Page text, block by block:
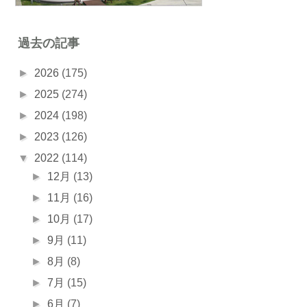
過去の記事
► 2026 (175)
► 2025 (274)
► 2024 (198)
► 2023 (126)
▼ 2022 (114)
► 12月 (13)
► 11月 (16)
► 10月 (17)
►9月 (11)
►8月 (8)
►7月 (15)
►6月 (7)